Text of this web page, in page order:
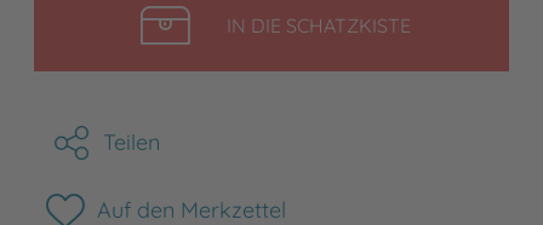
IN DIE SCHATZKISTELEGEN
Teilen
Auf den Merkzettel